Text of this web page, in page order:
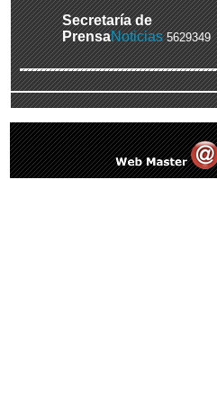
Secretaría de
PrensaNoticias 5629349